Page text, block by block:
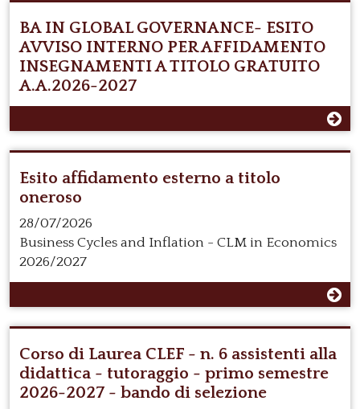
BA IN GLOBAL GOVERNANCE- ESITO
AVVISO INTERNO PER AFFIDAMENTO
INSEGNAMENTI A TITOLO GRATUITO
A.A.2026-2027
Esito affidamento esterno a titolo
oneroso
28/07/2026
Business Cycles and Inflation - CLM in Economics
2026/2027
Corso di Laurea CLEF - n. 6 assistenti alla
didattica - tutoraggio - primo semestre
2026-2027 - bando di selezione